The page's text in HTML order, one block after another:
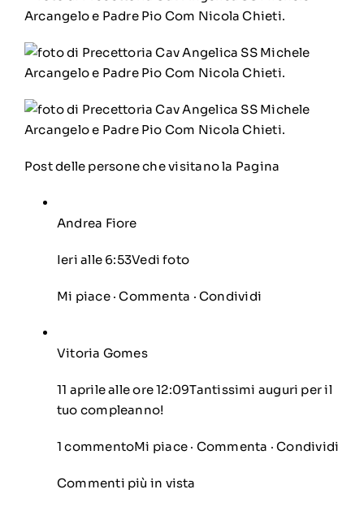
Post delle persone che visitano la Pagina
Andrea Fiore
Ieri alle 6:53Vedi foto
Mi piace·Commenta · Condividi
Vitoria Gomes
11 aprile alle ore 12:09Tantissimi auguri per il
tuo compleanno!
1 commentoMi piace · Commenta ·Condividi
Commenti più in vista